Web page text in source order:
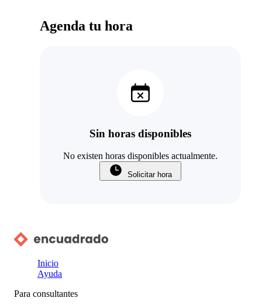
Agenda tu hora
Sin horas disponibles
No existen horas disponibles actualmente.
Solicitar hora
Inicio
Ayuda
Para consultantes